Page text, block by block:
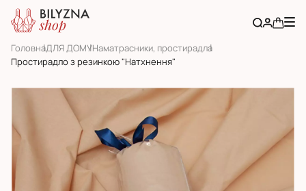
ГоловнаДЛЯ ДОМУНаматраcники, простирадла
Простирадло з резинкою "Натхнення"